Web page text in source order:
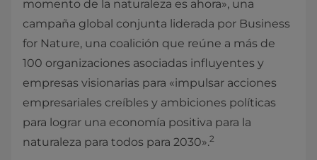
momento de la naturaleza es ahora», una
campaña global conjunta liderada por Business
for Nature, una coalición que reúne a más de
100 organizaciones asociadas influyentes y
empresas visionarias para «impulsar acciones
empresariales creíbles y ambiciones políticas
para lograr una economía positiva para la
naturaleza para todos para 2030».2